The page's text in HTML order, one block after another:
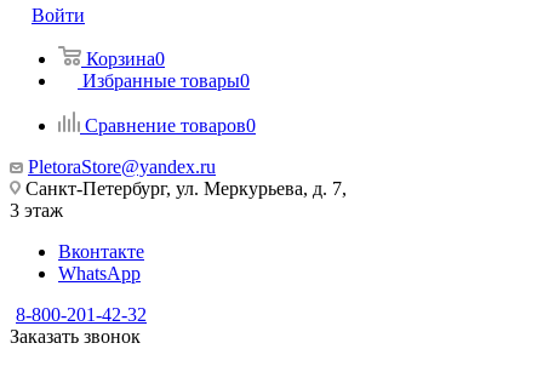
Войти
Корзина0
Избранные товары0
Сравнение товаров0
PletoraStore@yandex.ru
Санкт-Петербург, ул. Меркурьева, д. 7,
3 этаж
Вконтакте
WhatsApp
8-800-201-42-32
Заказать звонок